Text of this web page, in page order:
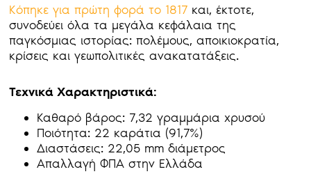
Κόπηκε για πρώτη φορά το 1817 και, έκτοτε,
συνοδεύει όλα τα μεγάλα κεφάλαια της
παγκόσμιας ιστορίας: πολέμους, αποικιοκρατία,
κρίσεις και γεωπολιτικές ανακατατάξεις.
Τεχνικά Χαρακτηριστικά:
Καθαρό βάρος: 7,32 γραμμάρια χρυσού
Ποιότητα: 22 καράτια (91,7%)
Διαστάσεις: 22,05 mm διάμετρος
Απαλλαγή ΦΠΑ στην Ελλάδα